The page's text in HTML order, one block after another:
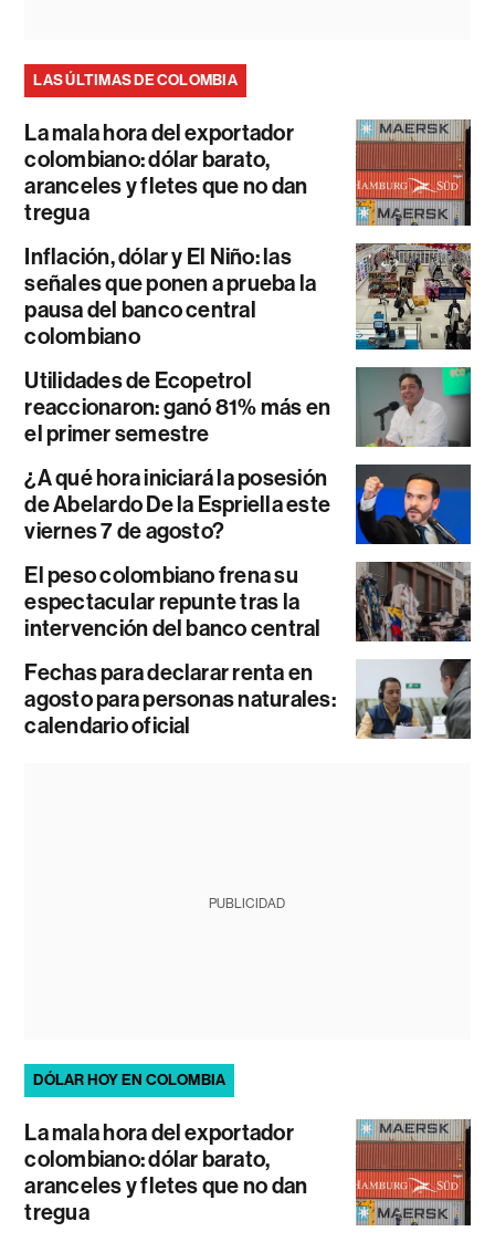
LAS ÚLTIMAS DE COLOMBIA
La mala hora del exportador
colombiano: dólar barato,
aranceles y fletes que no dan
tregua
Inflación, dólar y El Niño: las
señales que ponen a prueba la
pausa del banco central
colombiano
Utilidades de Ecopetrol
reaccionaron: ganó 81% más en
el primer semestre
¿A qué hora iniciará la posesión
de Abelardo De la Espriella este
viernes 7 de agosto?
El peso colombiano frena su
espectacular repunte tras la
intervención del banco central
Fechas para declarar renta en
agosto para personas naturales:
calendario oficial
PUBLICIDAD
DÓLAR HOY EN COLOMBIA
La mala hora del exportador
colombiano: dólar barato,
aranceles y fletes que no dan
tregua